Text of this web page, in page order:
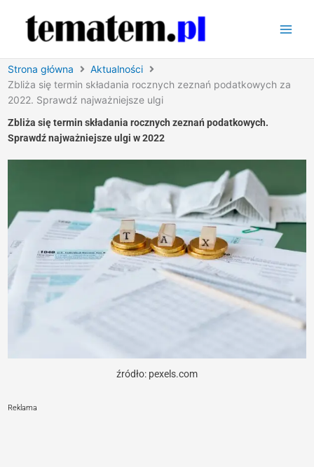
Strona główna
Aktualności
Zbliża się termin składania rocznych zeznań podatkowych za
2022. Sprawdź najważniejsze ulgi
Zbliża się termin składania rocznych zeznań podatkowych.
Sprawdź najważniejsze ulgi w 2022
źródło: pexels.com
Reklama